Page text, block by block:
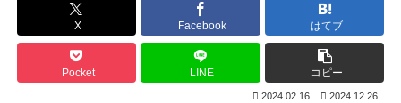
X Facebook はてブ
Pocket LINE コピー
2024.02.16 2024.12.26